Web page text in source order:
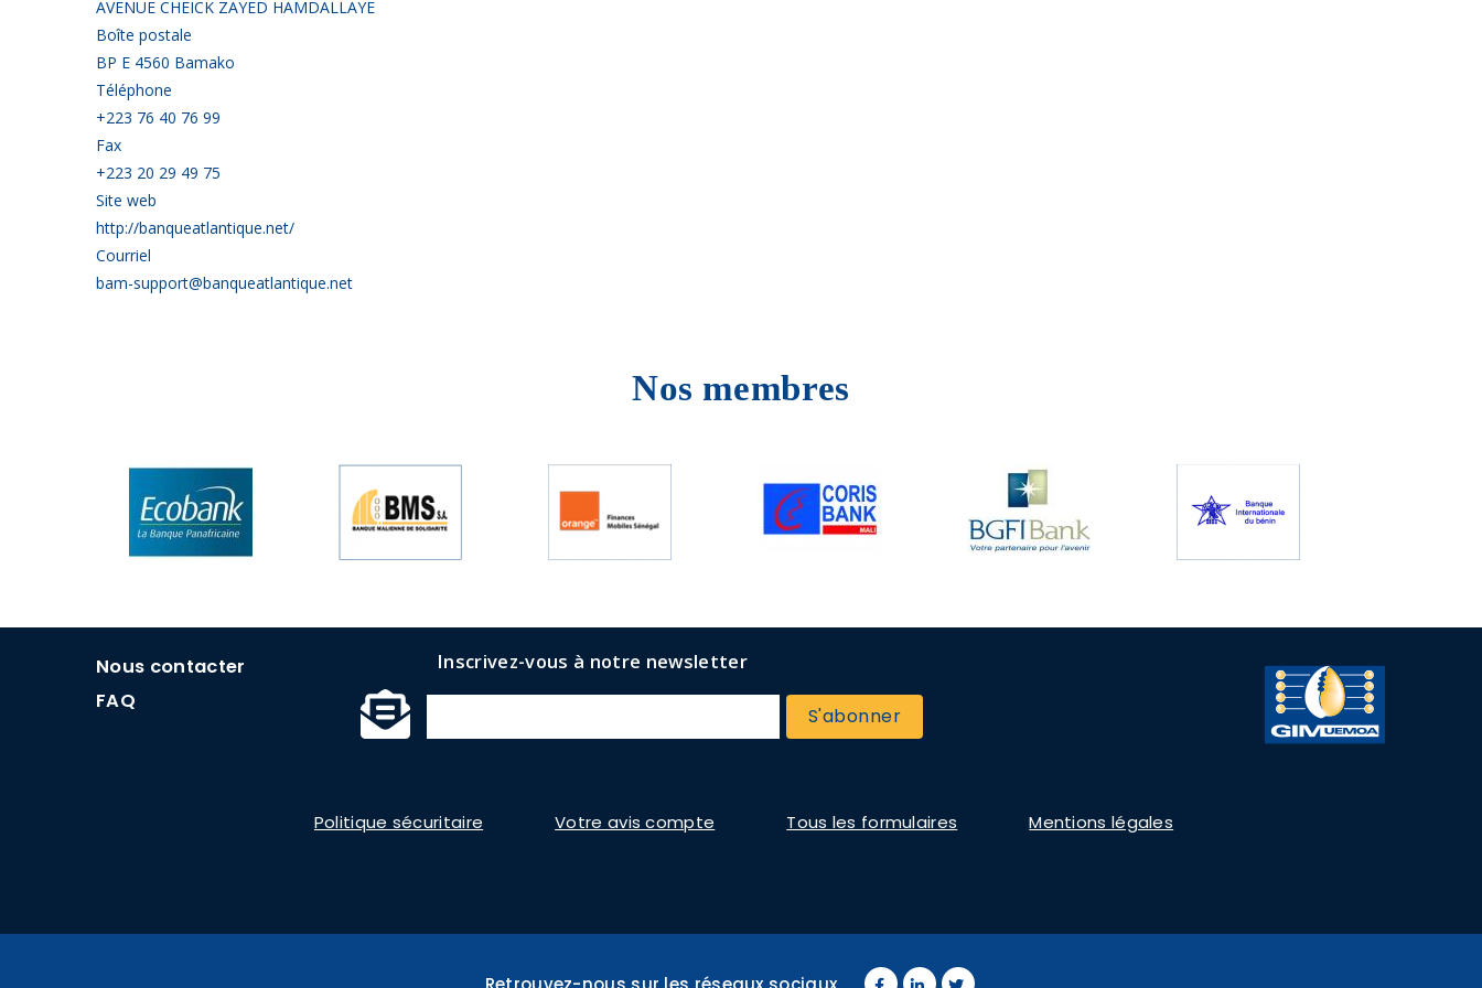
AVENUE CHEICK ZAYED HAMDALLAYE
Boîte postale
BP E 4560 Bamako
Téléphone
+223 76 40 76 99
Fax
+223 20 29 49 75
Site web
http://banqueatlantique.net/
Courriel
bam-support@banqueatlantique.net
Nos membres
menu
Nous contacter
FAQ
Inscrivez-vous à notre newsletter
Politique sécuritaire Votre avis compte Tous les formulaires Mentions légales